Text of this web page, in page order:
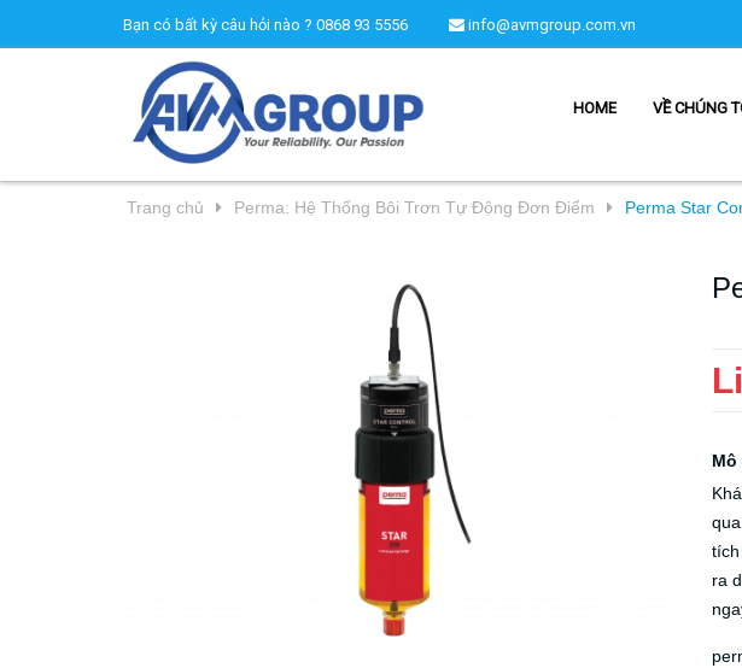
Bạn có bất kỳ câu hỏi nào ? 0868 93 5556 info@avmgroup.com.vn
HOME VỀ CHÚNG
Trang chủ Perma: Hệ Thống Bôi Trơn Tự Động Đơn Điểm Perma Star
Mô
ra